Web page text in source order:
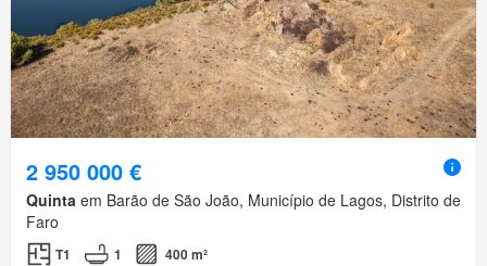
2 950 000 €
Quinta em Barão de São João, Município de Lagos, Distrito de
Faro
T1 1
400 m²